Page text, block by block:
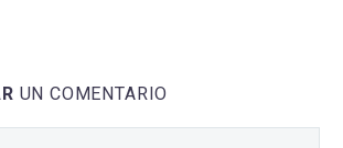
UN COMENTARIO